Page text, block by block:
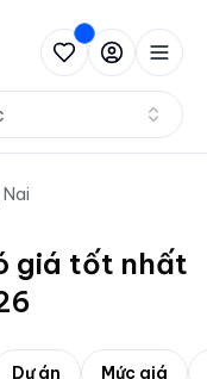
giá tốt nhất
Dự án Mức giá